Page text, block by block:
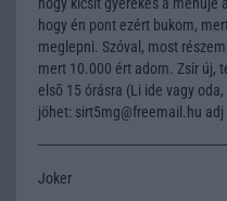
hogy én pont ezért bukom,
meglepni. Szóval, most
mert 10.000 ért adom. Zsír új,
elsõ 15 órásra (Li ide vagy
jöhet: sirt5mg@freemail.hu
Joker